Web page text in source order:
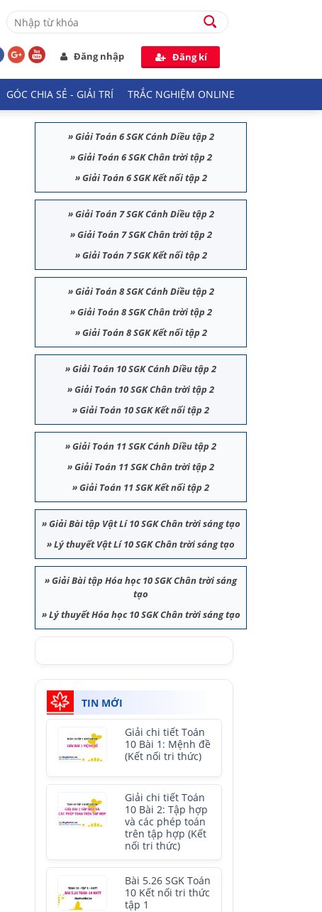
Đăng nhập Đăng kí
GÓC CHIA SẺ - GIẢI TRÍ TRẮC NGHIỆM ONLINE
»Giải Toán 6 SGK Cánh Diều tập 2
»Giải Toán 6 SGK Chân trời tập 2
»Giải Toán 6 SGK Kết nối tập 2
»Giải Toán 7 SGK Cánh Diều tập 2
»Giải Toán 7 SGK Chân trời tập 2
»Giải Toán 7 SGK Kết nối tập 2
»Giải Toán 8 SGK Cánh Diều tập 2
»Giải Toán 8 SGK Chân trời tập 2
»Giải Toán 8 SGK Kết nối tập 2
»Giải Toán 10 SGK Cánh Diều tập 2
»Giải Toán 10 SGK Chân trời tập 2
»Giải Toán 10 SGK Kết nối tập 2
»Giải Toán 11 SGK Cánh Diều tập 2
»Giải Toán 11 SGK Chân trời tập 2
»Giải Toán 11 SGK Kết nối tập 2
»Giải Bài tập Vật Lí 10 SGK Chân trời sáng tạo
»Lý thuyết Vật Lí 10 SGK Chân trời sáng tạo
»Giải Bài tập Hóa học 10 SGK Chân trời sáng
tạo
»Lý thuyết Hóa học 10 SGK Chân trời sáng tạo
TIN MỚI
Giải chi tiết Toán
10 Bài 1: Mệnh đề
(Kết nối tri thức)
Giải chi tiết Toán
10 Bài 2: Tập hợp
và các phép toán
trên tập hợp (Kết
nối tri thức)
Bài 5.26 SGK Toán
10 Kết nối tri thức
tập 1